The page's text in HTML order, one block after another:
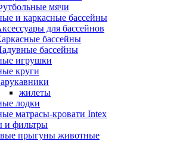
мячи
и каркасные бассейны
для бассейнов
бассейны
бассейны
игрушки
круги
жилеты
лодки
матрасы-кровати Intex
и фильтры
прыгуны животные